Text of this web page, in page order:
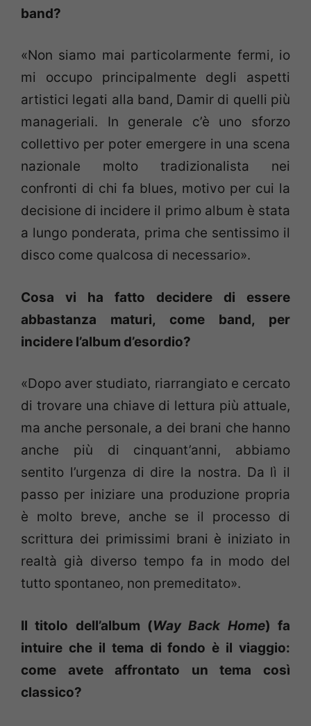
band?
«Non siamo mai particolarmente fermi, io
mi occupo principalmente degli aspetti
artistici legati alla band, Damir di quelli più
manageriali. In generale c’è uno sforzo
collettivo per poter emergere in una scena
nazionale molto tradizionalista nei
confronti di chi fa blues, motivo per cui la
decisione di incidere il primo album è stata
a lungo ponderata, prima che sentissimo il
disco come qualcosa di necessario».
Cosa vi ha fatto decidere di essere
abbastanza maturi, come band, per
incidere l’album d’esordio?
«Dopo aver studiato, riarrangiato e cercato
di trovare una chiave di lettura più attuale,
ma anche personale, a dei brani che hanno
anche più di cinquant’anni, abbiamo
sentito l’urgenza di dire la nostra. Da lì il
passo per iniziare una produzione propria
è molto breve, anche se il processo di
scrittura dei primissimi brani è iniziato in
realtà già diverso tempo fa in modo del
tutto spontaneo, non premeditato».
Il titolo dell’album (Way Back Home) fa
intuire che il tema di fondo è il viaggio:
come avete affrontato un tema così
classico?